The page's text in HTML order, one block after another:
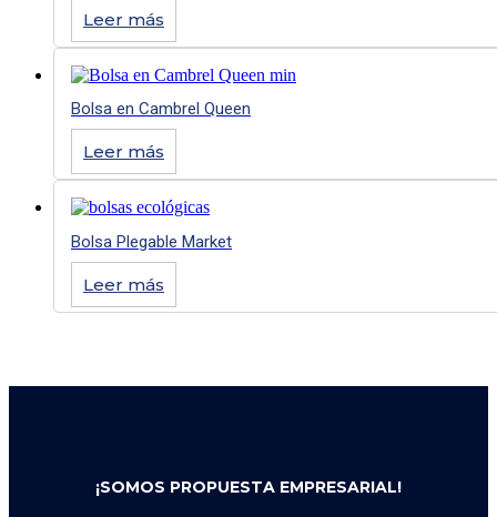
Leer más
Bolsa en Cambrel Queen
Leer más
Bolsa Plegable Market
Leer más
¡SOMOS PROPUESTA EMPRESARIAL!